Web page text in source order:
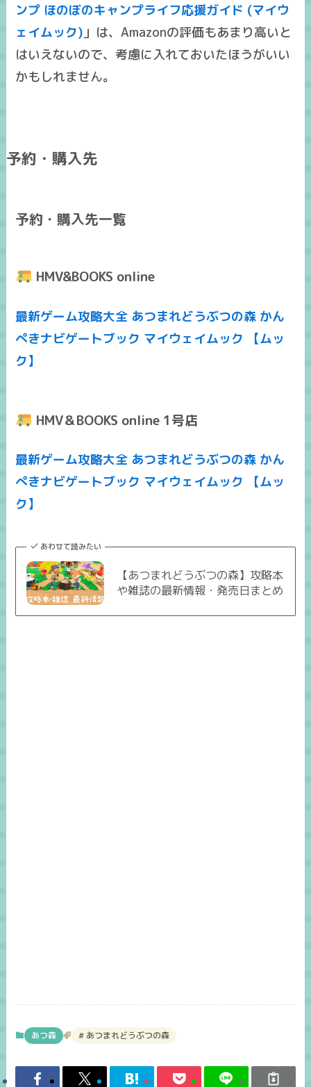
ンプ ほのぼのキャンプライフ応援ガイド (マイウ
ェイムック) 」は、Amazonの評価もあまり高いと
はいえないので、考慮に入れておいたほうがいい
かもしれません。
予約・購入先
予約・購入先一覧
HMV&BOOKS online
最新ゲーム攻略大全 あつまれどうぶつの森 かん
ぺきナビゲートブック マイウェイムック 【ムッ
ク】
HMV＆BOOKS online 1号店
最新ゲーム攻略大全 あつまれどうぶつの森 かん
ぺきナビゲートブック マイウェイムック 【ムッ
ク】
あわせて読みたい
【あつまれどうぶつの森】攻略本
や雑誌の最新情報・発売日まとめ
あつ森 あつまれどうぶつの森